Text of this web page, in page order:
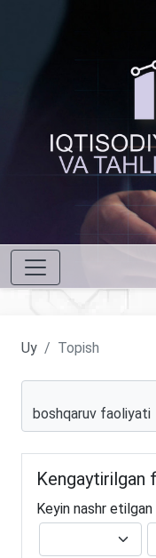
Uy Topish
Kengaytirilgan
Keyin nashr etilgan